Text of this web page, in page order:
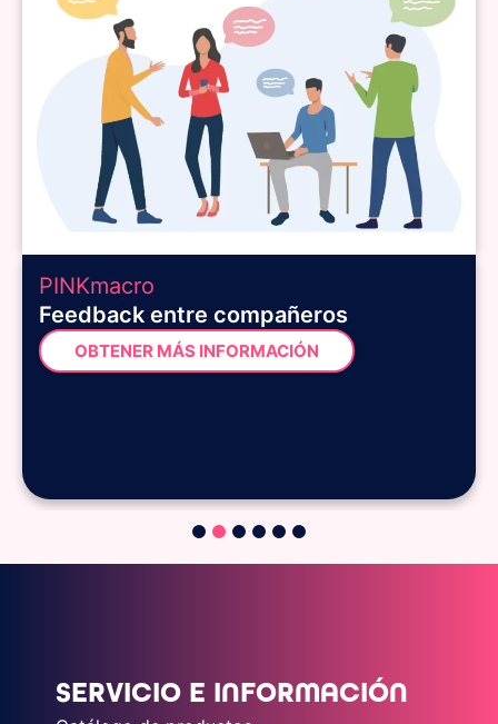
PINKmacro
Feedback entre compañeros
OBTENER MÁS INFORMACIÓN
SERVICIO E INFORMACIÓN